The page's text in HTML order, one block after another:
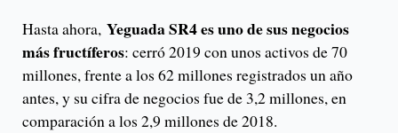
Hasta ahora, Yeguada SR4 es uno de sus negocios
más fructíferos: cerró 2019 con unos activos de 70
millones, frente a los 62 millones registrados un año
antes, y su cifra de negocios fue de 3,2 millones, en
comparación a los 2,9 millones de 2018.